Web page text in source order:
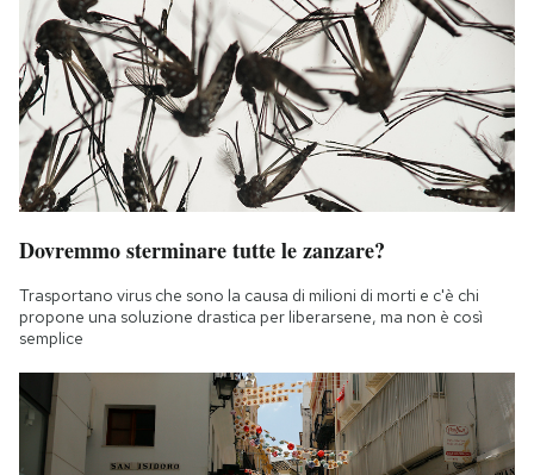
Dovremmo sterminare tutte le zanzare?
Trasportano virus che sono la causa di milioni di morti e c'è chi
propone una soluzione drastica per liberarsene, ma non è così
semplice